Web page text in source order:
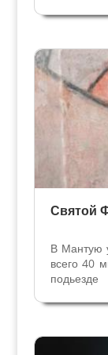
Святой
В Мантую
всего 40
нибудь